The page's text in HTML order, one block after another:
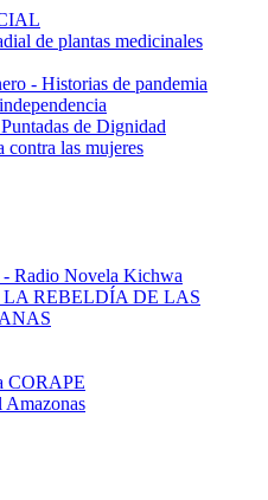
de plantas medicinales
- Historias de pandemia
de Dignidad
contra las mujeres
Radio Novela Kichwa
REBELDÍA DE LAS
CORAPE
Amazonas